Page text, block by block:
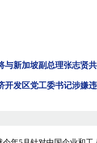
新加坡副总理张志贤
发区党工委书记涉嫌